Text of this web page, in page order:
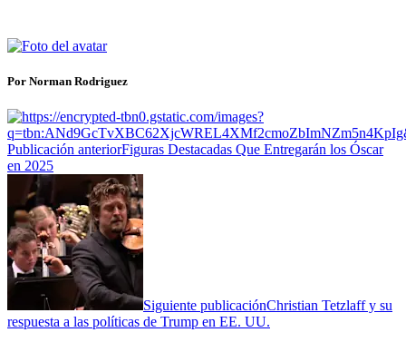
Por Norman Rodriguez
Publicación anteriorFiguras Destacadas Que Entregarán los Óscar
en 2025
Siguiente publicaciónChristian Tetzlaff y su
respuesta a las políticas de Trump en EE. UU.